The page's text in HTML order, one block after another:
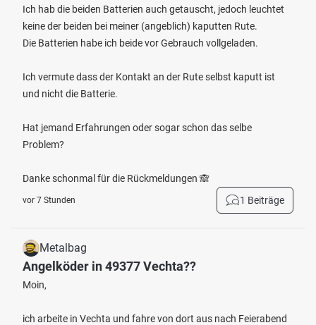
Ich hab die beiden Batterien auch getauscht, jedoch leuchtet
keine der beiden bei meiner (angeblich) kaputten Rute.
Die Batterien habe ich beide vor Gebrauch vollgeladen.
Ich vermute dass der Kontakt an der Rute selbst kaputt ist
und nicht die Batterie.
Hat jemand Erfahrungen oder sogar schon das selbe
Problem?
Danke schonmal für die Rückmeldungen 🙈
vor 7 Stunden 1 Beiträge
Metalbag
Angelköder in 49377 Vechta??
Moin,
ich arbeite in Vechta und fahre von dort aus nach Feierabend